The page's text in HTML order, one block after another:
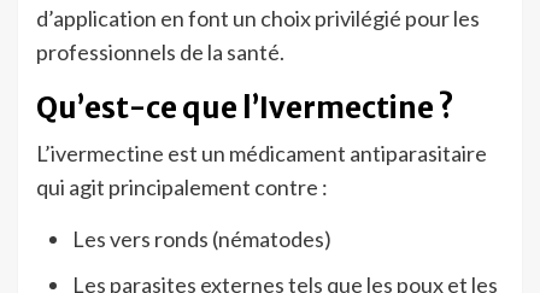
d’application en font un choix privilégié pour les
professionnels de la santé.
Qu’est-ce que l’Ivermectine ?
L’ivermectine est un médicament antiparasitaire
qui agit principalement contre :
Les vers ronds (nématodes)
Les parasites externes tels que les poux et les